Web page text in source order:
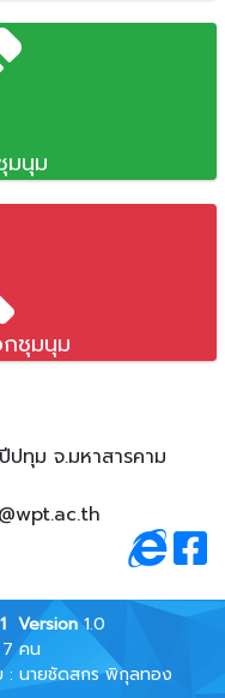
มนุม
ชุมนุม
ทุม จ.มหาสารคาม
Version1.0
คน
นายชัดสกร พิกุลทอง